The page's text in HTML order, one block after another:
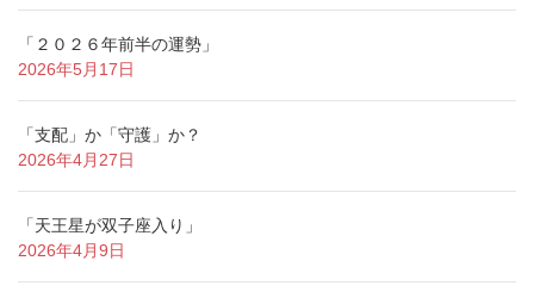
「２０２６年前半の運勢」
2026年5月17日
「支配」か「守護」か？
2026年4月27日
「天王星が双子座入り」
2026年4月9日